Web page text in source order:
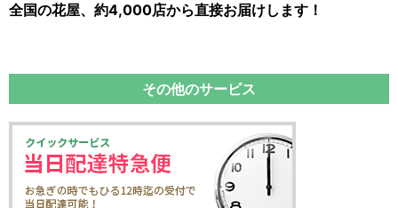
全国の花屋、約4,000店から直接お届けします！
その他のサービス